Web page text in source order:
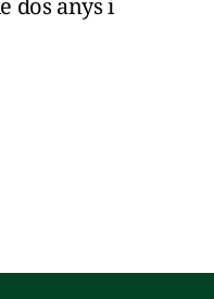
dos anys i